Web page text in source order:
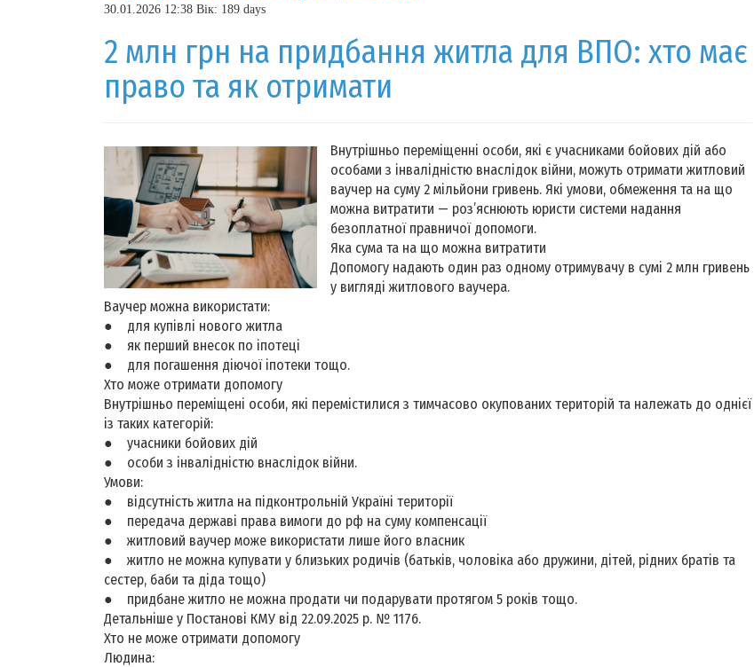
30.01.2026 12:38 Вік: 189 days
2 млн грн на придбання житла для ВПО: хто має
право та як отримати
Внутрішньо переміщенні особи, які є учасниками бойових дій або
особами з інвалідністю внаслідок війни, можуть отримати житловий
ваучер на суму 2 мільйони гривень. Які умови, обмеження та на що
можна витратити — роз’яснюють юристи системи надання
безоплатної правничої допомоги.
Яка сума та на що можна витратити
Допомогу надають один раз одному отримувачу в сумі 2 млн гривень
у вигляді житлового ваучера.
Ваучер можна використати:
● для купівлі нового житла
● як перший внесок по іпотеці
● для погашення діючої іпотеки тощо.
Хто може отримати допомогу
Внутрішньо переміщені особи, які перемістилися з тимчасово окупованих територій та належать до однієї
із таких категорій:
● учасники бойових дій
● особи з інвалідністю внаслідок війни.
Умови:
● відсутність житла на підконтрольній Україні території
● передача державі права вимоги до рф на суму компенсації
● житловий ваучер може використати лише його власник
● житло не можна купувати у близьких родичів (батьків, чоловіка або дружини, дітей, рідних братів та
сестер, баби та діда тощо)
● придбане житло не можна продати чи подарувати протягом 5 років тощо.
Детальніше у Постанові КМУ від 22.09.2025 р. № 1176.
Хто не може отримати допомогу
Людина: